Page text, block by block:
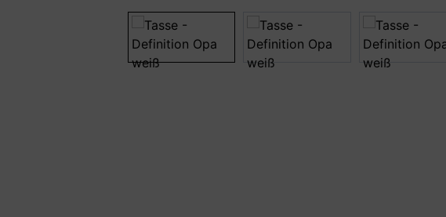
Bildergalerie überspringen